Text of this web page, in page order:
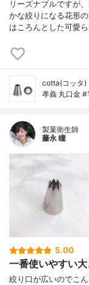
リーズナブルですが
かな絞りになる花形
はころんとした可愛
cotta(コッタ)
孝義 丸口金
製菓衛生師
藤永 瞳
5.00
一番使いやすい
絞り口が広いのでこ